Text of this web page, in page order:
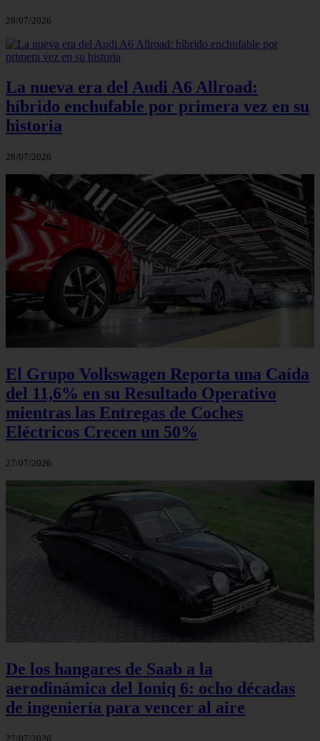
28/07/2026
La nueva era del Audi A6 Allroad:
híbrido enchufable por primera vez en su
historia
28/07/2026
El Grupo Volkswagen Reporta una Caída
del 11,6% en su Resultado Operativo
mientras las Entregas de Coches
Eléctricos Crecen un 50%
27/07/2026
De los hangares de Saab a la
aerodinámica del Ioniq 6: ocho décadas
de ingeniería para vencer al aire
27/07/2026